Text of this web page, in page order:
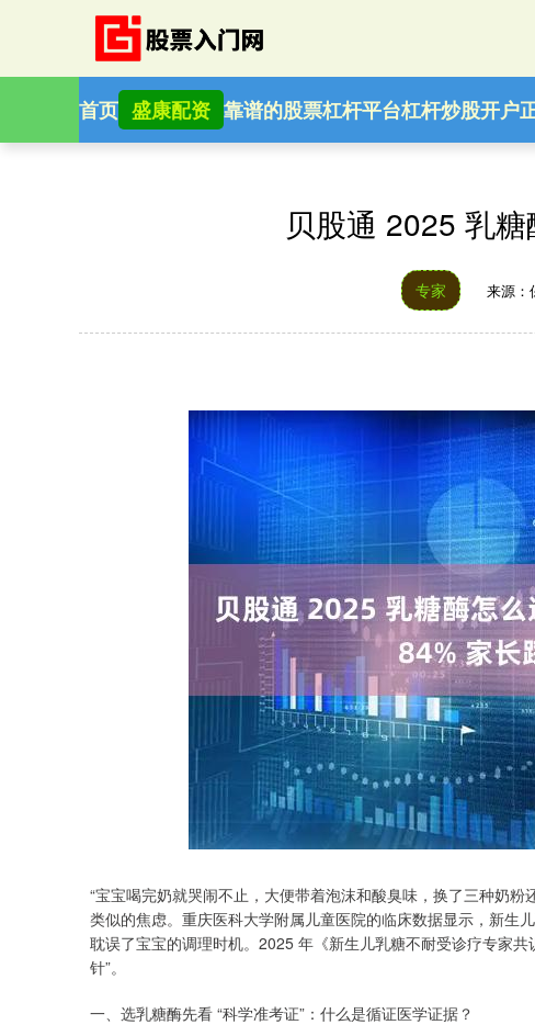
首页 盛康配资 靠谱的股票杠杆平台杠杆炒股开户
贝股通 2025 乳
专家 来源：
“宝宝喝完奶就哭闹不止，大便带着泡沫和酸臭味，换了三种奶
类似的焦虑。重庆医科大学附属儿童医院的临床数据显示，新生
耽误了宝宝的调理时机。2025 年《新生儿乳糖不耐受诊疗专家
针”。
一、选乳糖酶先看 “科学准考证”：什么是循证医学证据？
-0.24%